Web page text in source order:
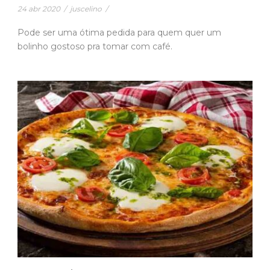
24 abr 2020 / juscelino /
Pode ser uma ótima pedida para quem quer um
bolinho gostoso pra tomar com café.